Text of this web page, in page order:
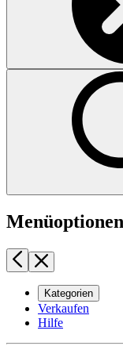
Menüoptionen
Kategorien
Verkaufen
Hilfe